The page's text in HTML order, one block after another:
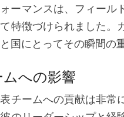
ーマンスは、フィール
特徴づけられました。
国にとってその瞬間の
への影響
チームへの貢献は非常